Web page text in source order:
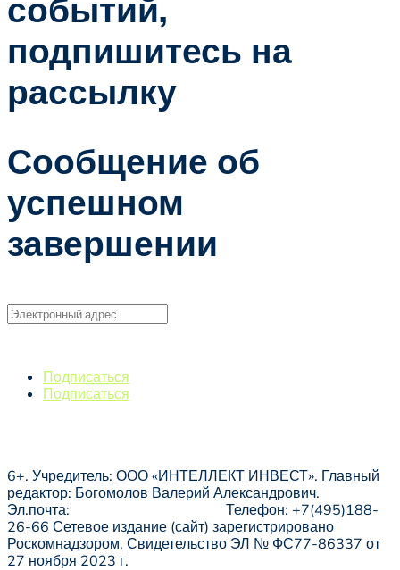
подпишитесь на
рассылку
Сообщение об
успешном
завершении
Подписаться
Подписаться
6+. Учредитель: ООО «ИНТЕЛЛЕКТ ИНВЕСТ». Главный
редактор: Богомолов Валерий Александрович.
Эл.почта:
Телефон: +7(495)188-
26-66 Сетевое издание (сайт) зарегистрировано
Роскомнадзором, Свидетельство ЭЛ № ФС77-86337 от
27 ноября 2023 г.